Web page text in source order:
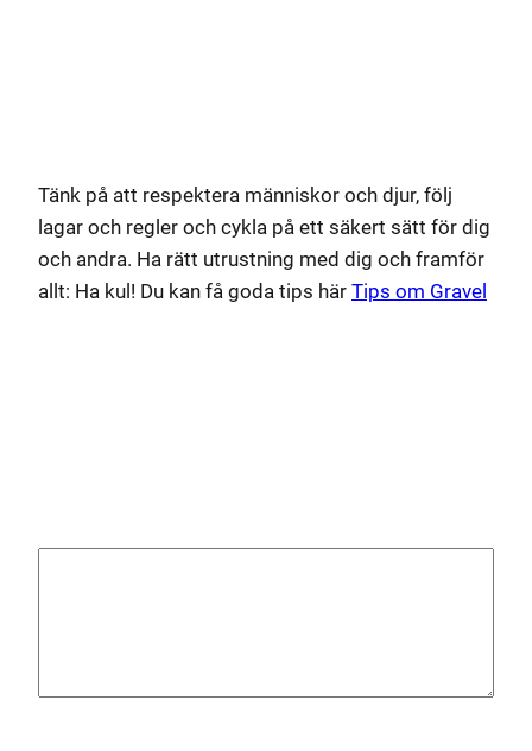
Tänk på att respektera människor och djur, följ
lagar och regler och cykla på ett säkert sätt för dig
och andra. Ha rätt utrustning med dig och framför
allt: Ha kul! Du kan få goda tips här Tips om Gravel